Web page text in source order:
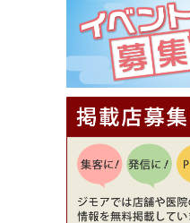
（ミックル））
[有効期限]2026年9月30日
【ジモア読者特典
理5品+2時間飲み
ore（ピアクオーレ
[有効期限]2026年9月30日
【ジモア読者特典
降（創作イタリア
[有効期限]2026年9月30日
【ジモア限定②】
00円⇒1,100円（